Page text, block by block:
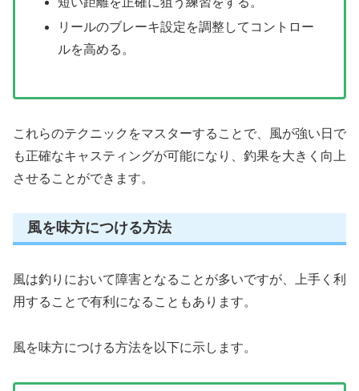
リールのブレーキ設定を調整してコントロー
ルを高める。
これらのテクニックをマスターすることで、風が強い日で
も正確なキャスティングが可能になり、釣果を大きく向上
させることができます。
風を味方につける方法
風は釣りにおいて障害となることが多いですが、上手く利
用することで有利になることもあります。
風を味方につける方法を以下に示します。